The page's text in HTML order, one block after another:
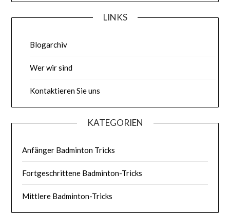
LINKS
Blogarchiv
Wer wir sind
Kontaktieren Sie uns
KATEGORIEN
Anfänger Badminton Tricks
Fortgeschrittene Badminton-Tricks
Mittlere Badminton-Tricks